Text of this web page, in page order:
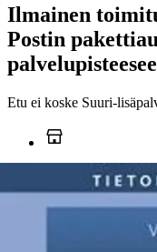
Ilmainen
Postin
Etu ei koske
Tarkista